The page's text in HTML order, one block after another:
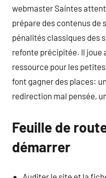
webmaster Saintes
prépare des contenus de
pénalités classiques des
refonte précipitée. Il joue
ressource pour les
font gagner des places:
redirection mal pensée,
Feuille de
démarrer